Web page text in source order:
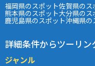
福岡県のスポット佐賀県のス
熊本県のスポット大分県のス
鹿児島県のスポット沖縄県の
詳細条件からツーリ
ジャンル